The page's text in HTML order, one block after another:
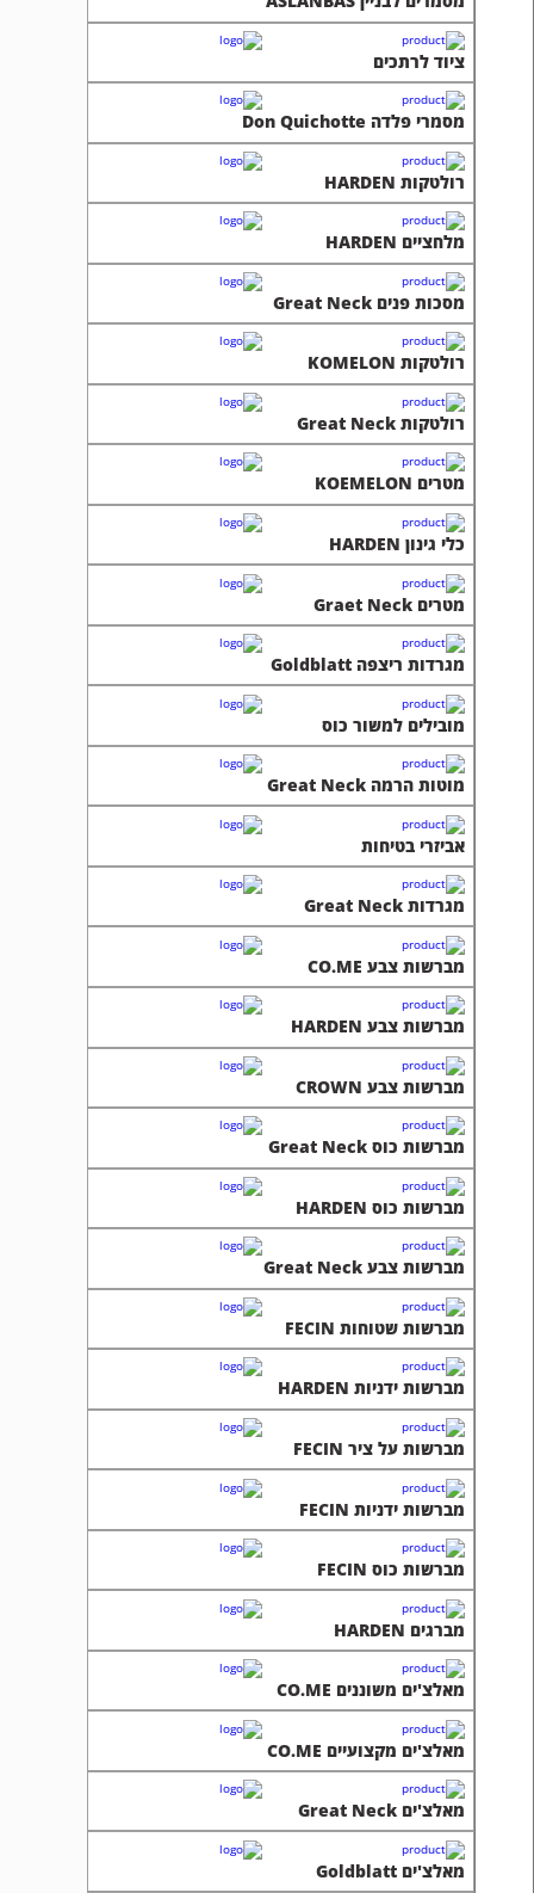
ציוד לרתכים
מסמרי פלדה Don Quichotte
רולטקות HARDEN
מלחציים HARDEN
מסכות פנים Great Neck
רולטקות KOMELON
רולטקות Great Neck
מטרים KOEMELON
כלי גינון HARDEN
מטרים Graet Neck
מגרדות ריצפה Goldblatt
מובילים למשור כוס
מוטות הרמה Great Neck
אביזרי בטיחות
מגרדות Great Neck
מברשות צבע CO.ME
מברשות צבע HARDEN
מברשות צבע CROWN
מברשות כוס Great Neck
מברשות כוס HARDEN
מברשות צבע Great Neck
מברשות שטוחות FECIN
מברשות ידניות HARDEN
מברשות על ציר FECIN
מברשות ידניות FECIN
מברשות כוס FECIN
מברגים HARDEN
מאלצ'ים משוננים CO.ME
מאלצ'ים מקצועיים CO.ME
מאלצ'ים Great Neck
מאלצ'ים Goldblatt